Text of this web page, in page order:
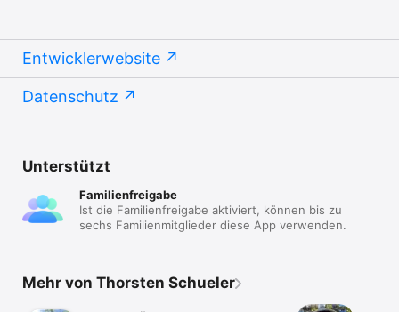
Entwicklerwebsite
Datenschutz
Unterstützt
Familienfreigabe
Ist die Familienfreigabe aktiviert, können bis zu
sechs Familienmitglieder diese App verwenden.
Mehr von Thorsten Schueler